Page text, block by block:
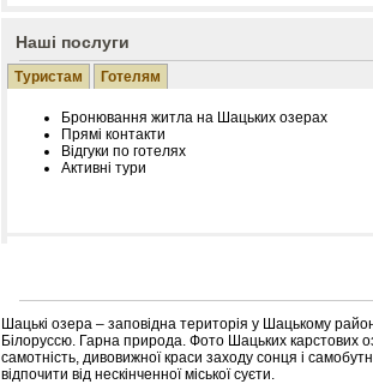
Наші послуги
Туристам Готелям
Бронювання житла на Шацьких озерах
Прямі контакти
Відгуки по готелях
Активні тури
Лічільник відвідувачів
Шацькі озера – заповідна територія у Шацькому
Білоруссю. Гарна природа. Фото Шацьких карстових
самотність, дивовижної краси заходу сонця і
відпочити від нескінченної міської суєти.